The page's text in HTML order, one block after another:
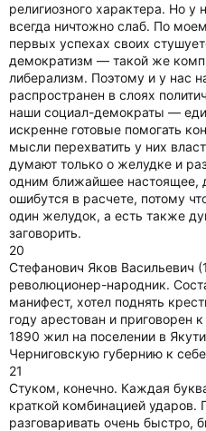
религиозного характера. Но
всегда ничтожно слаб. По
первых успехах своих
демократизм — такой же
либерализм. Поэтому и у нас
распространен в слоях
наши социал-демократы —
искренне готовые помогать
мысли перехватить у них
думают только о желудке и
одним ближайшее
ошибутся в расчете, потому
один желудок, а есть также
заговорить.
20
Стефанович Яков Васильевич
революционер-народник.
манифест, хотел поднять
году арестован и приговорен
1890 жил на поселении в
Черниговскую губернию к
21
Стуком, конечно. Каждая
краткой комбинацией
разговаривать очень быстро,